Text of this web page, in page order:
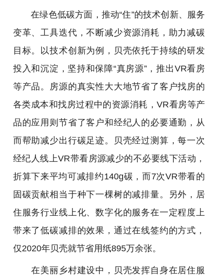
在绿色低碳方面，推动“住”的技术创新、服务
变革、工具迭代，不断减少资源消耗，助力减碳
目标。以技术创新为例，贝壳依托于持续的研发
投入和沉淀，坚持和保障“真房源”，推出VR看房
等产品。房源的真实性大大地节省了客户找房的
各类成本和找房过程中的资源消耗，VR看房等产
品的应用则节省了客户和经纪人的必要通勤，从
而帮助减少出行碳足迹。贝壳经过测算，每一次
经纪人线上VR带看房源减少的不必要线下活动，
折算下来平均可减排约140g碳，而7次VR带看的
固碳贡献相当于种下一棵树的减排量。另外，居
住服务行业线上化、数字化的服务在一定程度上
带来了低碳减排的效果，通过在线签约的方式，
仅2020年贝壳就节省用纸895万余张。
在美丽乡村建设中，贝壳发挥自身在居住服